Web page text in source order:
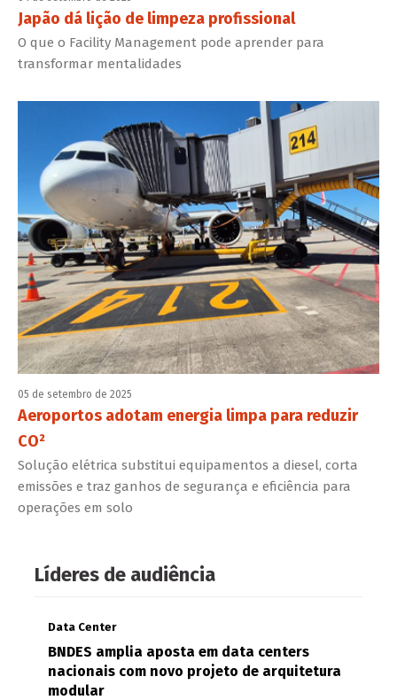
Japão dá lição de limpeza profissional
O que o Facility Management pode aprender para
transformar mentalidades
05 de setembro de 2025
Aeroportos adotam energia limpa para reduzir
CO²
Solução elétrica substitui equipamentos a diesel, corta
emissões e traz ganhos de segurança e eficiência para
operações em solo
Líderes de audiência
Data Center
BNDES amplia aposta em data centers
nacionais com novo projeto de arquitetura
modular